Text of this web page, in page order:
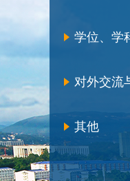
学位、学
对外交流
其他